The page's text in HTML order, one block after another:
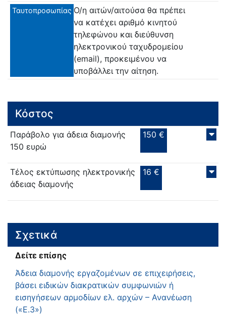
Ταυτοπροσωπίας Ο/η αιτών/αιτούσα θα πρέπει
να κατέχει αριθμό κινητού
τηλεφώνου και διεύθυνση
ηλεκτρονικού ταχυδρομείου
(email), προκειμένου να
υποβάλλει την αίτηση.
Κόστος
Παράβολο για άδεια διαμονής
150 ευρώ
150 €
Τέλος εκτύπωσης ηλεκτρονικής
άδειας διαμονής
16 €
Σχετικά
Δείτε επίσης
Άδεια διαμονής εργαζομένων σε επιχειρήσεις,
βάσει ειδικών διακρατικών συμφωνιών ή
εισηγήσεων αρμοδίων ελ. αρχών – Ανανέωση
(«Ε.3»)